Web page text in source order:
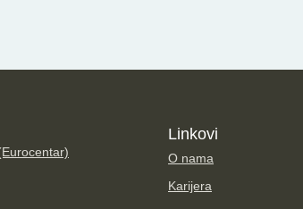
Linkovi
O nama
Karijera